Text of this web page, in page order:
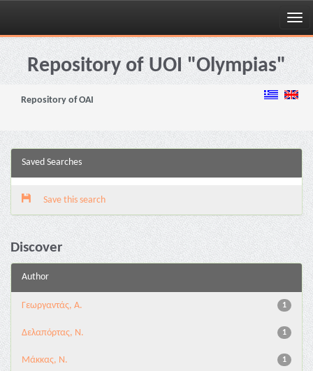
Skip
navigationRepository of UOI "Olympias"
Repository of OAI
Saved Searches
Save this search
Discover
Author
1
Γεωργαντάς, Α.
1
Δελαπόρτας, Ν.
1
Μάκκας, Ν.